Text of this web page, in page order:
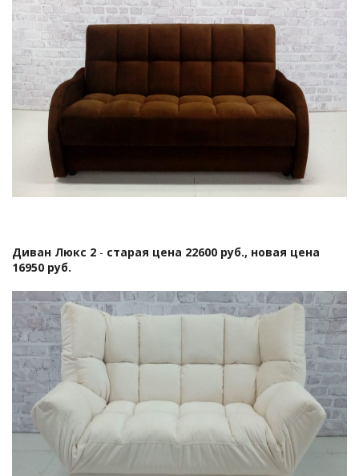
Диван Люкс 2 - старая цена 22600 руб., новая цена
16950 руб.